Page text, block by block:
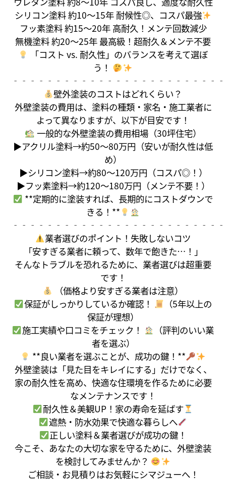
シリコン塗料 約10〜15年 耐候性◎、コスパ最強
フッ素塗料 約15〜20年 高耐久！メンテ回数減少
無機塗料 約20〜25年 最高級！超耐久＆メンテ不要
「コスト vs. 耐久性」のバランスを考えて選ぼ
う！
壁外塗装のコストはどれくらい？
外壁塗装の費用は、塗料の種類・家名・施工業者に
よって異なりますが、以下が目安です！
一般的な外壁塗装の費用相場（30坪住宅）
▶アクリル塗料→約50〜80万円（安いが耐久性は低
め）
▶シリコン塗料→約80〜120万円（コスパ◎！）
▶フッ素塗料→約120〜180万円（メンテ不要！）
**定期的に塗装すれば、長期的にコストダウンで
きる！**
業者選びのポイント！失敗しないコツ
「安すぎる業者に頼って、数年で飽きた…！」
そんなトラブルを恐れるために、業者選びは超重要
です！
（価格より安すぎる業者は注意）
保証がしっかりしているか確認！
（5年以上の
保証が理想）
施工実績や口コミをチェック！
（評判のいい業
者を選ぶ）
**良い業者を選ぶことが、成功の鍵！**
外壁塗装は「見た目をキレイにする」だけでなく、
家の耐久性を高め、快適な住環境を作るために必要
なメンテナンスです！
耐久性＆美観UP！家の寿命を延ばす
遮熱・防水効果で快適な暮らしへ
正しい塗料＆業者選びが成功の鍵！
今こそ、あなたの大切な家を守るために、外壁塗装
を検討してみませんか？
ご相談・お見積りはお気軽にシマジューへ！